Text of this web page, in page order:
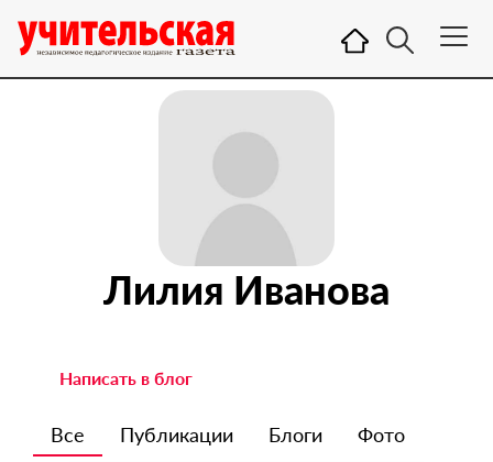
Лилия Иванова
Написать в блог
Все Публикации Блоги Фото